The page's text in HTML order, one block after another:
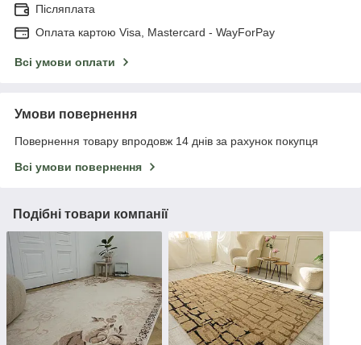
Післяплата
Оплата картою Visa, Mastercard - WayForPay
Всі умови оплати
Умови повернення
Повернення товару впродовж 14 днів за рахунок покупця
Всі умови повернення
Подібні товари компанії